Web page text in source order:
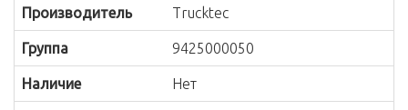
Производитель Trucktec
Группа 9425000050
Наличие Нет